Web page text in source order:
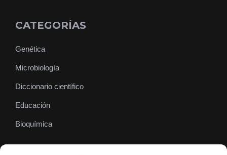
CATEGORÍAS
Genética
Microbiología
Diccionario científico
Educación
Bioquímica